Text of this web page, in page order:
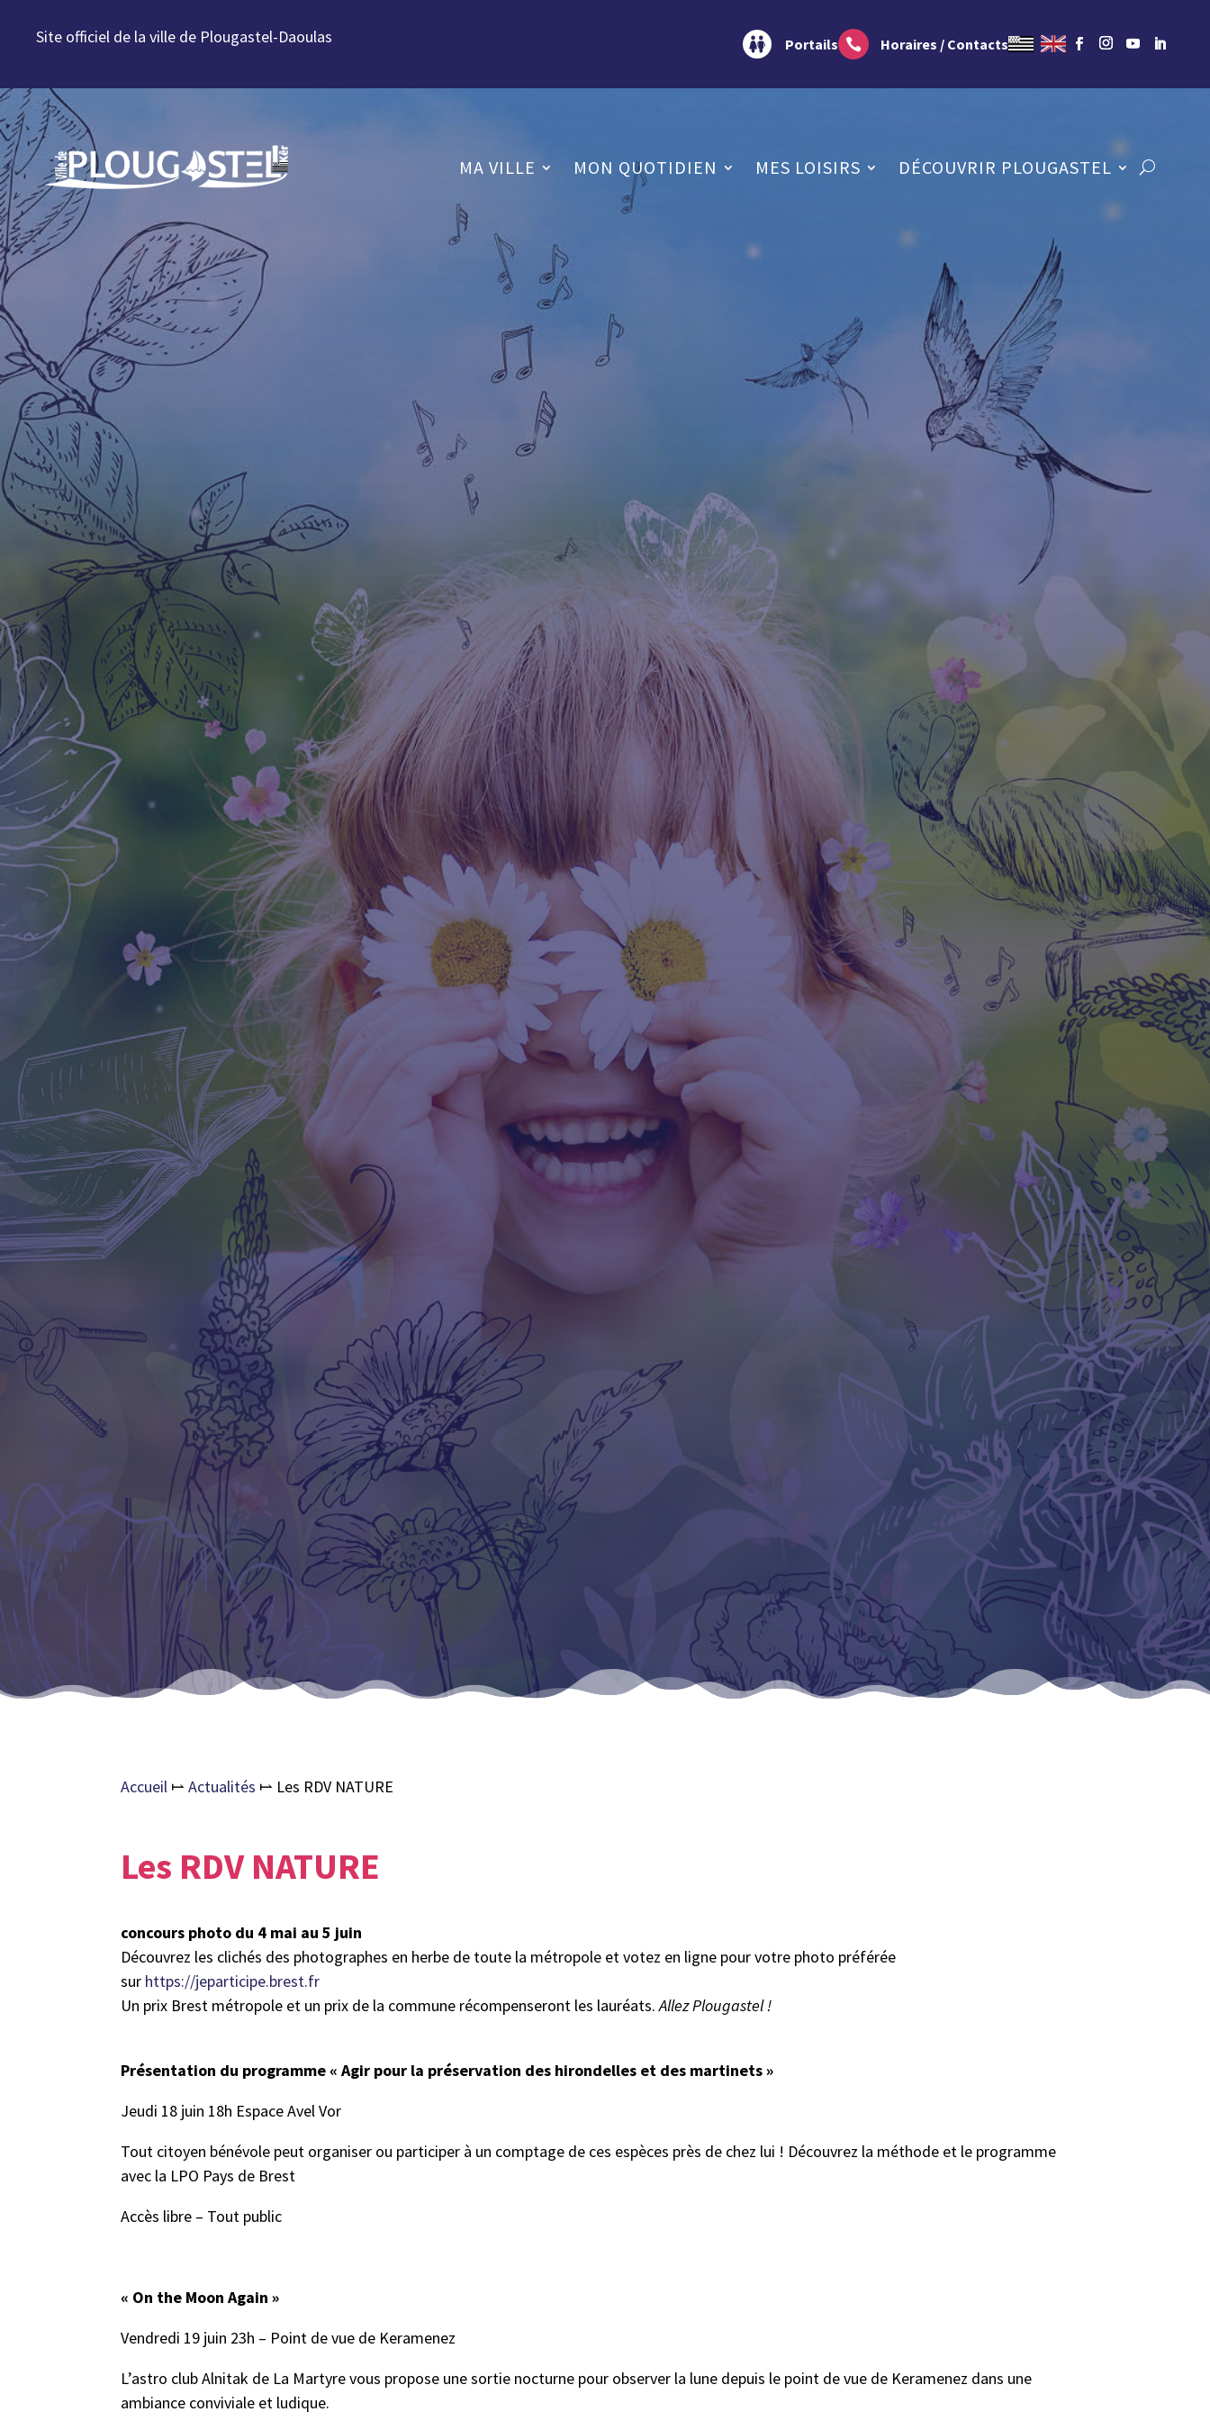
Aller à la navigation
Site officiel de la ville de Plougastel-Daoulas Portails  Horaires / Contacts
MA VILLE MON QUOTIDIEN MES LOISIRS DÉCOUVRIR PLOUGASTEL
Accueil ⥛Actualités ⥛ Les RDV NATURE
Les RDV NATURE
concours photo du 4 mai au 5 juin
Découvrez les clichés des photographes en herbe de toute la métropole et votez en ligne pour votre photo préférée
sur https://jeparticipe.brest.fr
Un prix Brest métropole et un prix de la commune récompenseront les lauréats.Allez Plougastel !
Présentation du programme « Agir pour la préservation des hirondelles et des martinets »
Jeudi 18 juin 18h Espace Avel Vor
Tout citoyen bénévole peut organiser ou participer à un comptage de ces espèces près de chez lui ! Découvrez la méthode et le programme
avec la LPO Pays de Brest
Accès libre – Tout public
« On the Moon Again »
Vendredi 19 juin 23h – Point de vue de Keramenez
L’astro club Alnitak de La Martyre vous propose une sortie nocturne pour observer la lune depuis le point de vue de Keramenez dans une
ambiance conviviale et ludique.